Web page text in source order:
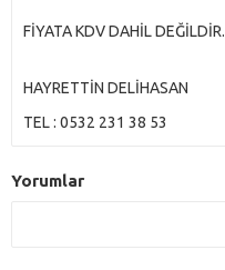
FİYATA KDV DAHİL DEĞİLDİR.
HAYRETTİN DELİHASAN
TEL : 0532 231 38 53
Yorumlar